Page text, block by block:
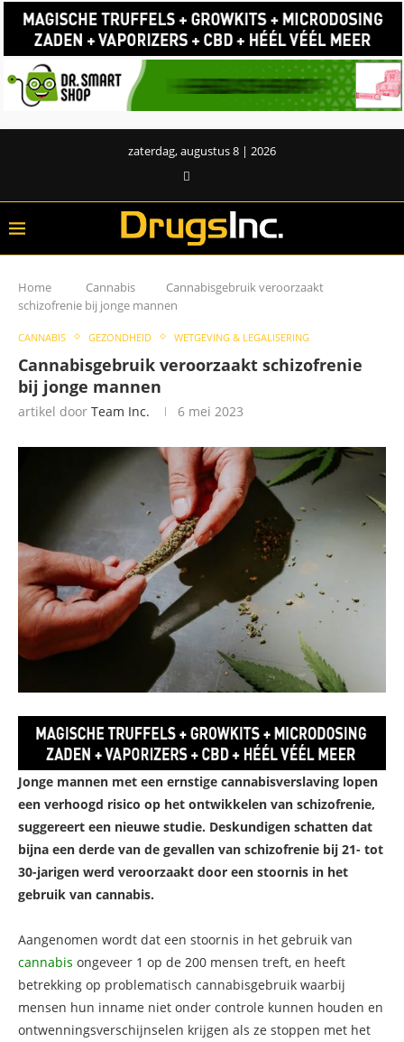
zaterdag, augustus 8 | 2026
Home Cannabis
Cannabisgebruik veroorzaakt
schizofrenie bij jonge mannen
CANNABIS GEZONDHEID WETGEVING & LEGALISERING
Cannabisgebruik veroorzaakt schizofrenie
bij jonge mannen
artikel door Team Inc. 6 mei 2023
Jonge mannen met een ernstige cannabisverslaving lopen
een verhoogd risico op het ontwikkelen van schizofrenie,
suggereert een nieuwe studie. Deskundigen schatten dat
bijna een derde van de gevallen van schizofrenie bij 21- tot
30-jarigen werd veroorzaakt door een stoornis in het
gebruik van cannabis.
Aangenomen wordt dat een stoornis in het gebruik van
cannabis ongeveer 1 op de 200 mensen treft, en heeft
betrekking op problematisch cannabisgebruik waarbij
mensen hun inname niet onder controle kunnen houden en
ontwenningsverschijnselen krijgen als ze stoppen met het